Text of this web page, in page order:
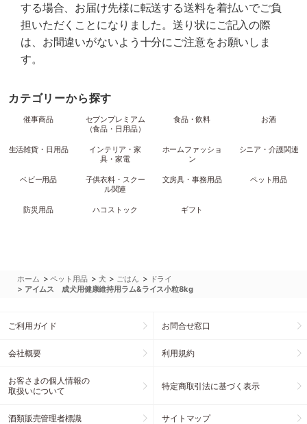
する場合、お届け先様に転送する送料を着払いでご負
担いただくことになりました。送り状にご記入の際
は、お間違いがないよう十分にご注意をお願いしま
す。
カテゴリーから探す
催事商品
セブンプレミアム
（食品・日用品）
食品・飲料 お酒
生活雑貨・日用品
インテリア・家
具・家電
ホームファッショ
ン
シニア・介護関連
ベビー用品
子供衣料・スクー
ル関連
文房具・事務用品 ペット用品
防災用品 ハコストック ギフト
ホーム >ペット用品 > 犬 > ごはん > ドライ
> アイムス 成犬用健康維持用ラム&ライス小粒8kg
ご利用ガイド お問合せ窓口
会社概要 利用規約
お客さまの個人情報の
取扱いについて
特定商取引法に基づく表示
酒類販売管理者標識 サイトマップ